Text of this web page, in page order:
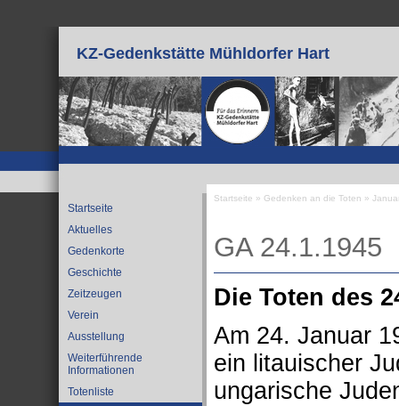
KZ-Gedenkstätte Mühldorfer Hart
Startseite
Aktuelles
Gedenkorte
Geschichte
Zeitzeugen
Verein
Ausstellung
Weiterführende
Informationen
Totenliste
Startseite » Gedenken an die Toten »
GA 24.1.1945
Die Toten des
Am 24. Januar
ein litauischer
ungarische